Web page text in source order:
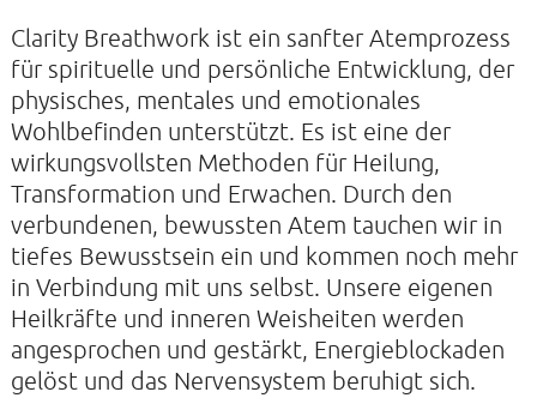
STILLE UND SPIEL FÜR KINDER UND
JUGENDLICHE
VORTRÄGE
KONZERTE
ALLE TERMINE
KONTAKTE
Clarity Breathwork ist ein sanfter Atemprozess
für spirituelle und persönliche Entwicklung, der
physisches, mentales und emotionales
Wohlbefinden unterstützt. Es ist eine der
wirkungsvollsten Methoden für Heilung,
Transformation und Erwachen. Durch den
verbundenen, bewussten Atem tauchen wir in
tiefes Bewusstsein ein und kommen noch mehr
in Verbindung mit uns selbst. Unsere eigenen
Heilkräfte und inneren Weisheiten werden
angesprochen und gestärkt, Energieblockaden
gelöst und das Nervensystem beruhigt sich.